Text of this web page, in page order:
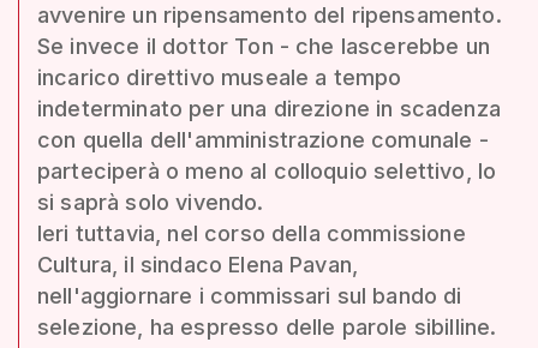
avvenire un ripensamento del ripensamento.
Se invece il dottor Ton - che lascerebbe un
incarico direttivo museale a tempo
indeterminato per una direzione in scadenza
con quella dell'amministrazione comunale -
parteciperà o meno al colloquio selettivo, lo
si saprà solo vivendo.
Ieri tuttavia, nel corso della commissione
Cultura, il sindaco Elena Pavan,
nell'aggiornare i commissari sul bando di
selezione, ha espresso delle parole sibilline.